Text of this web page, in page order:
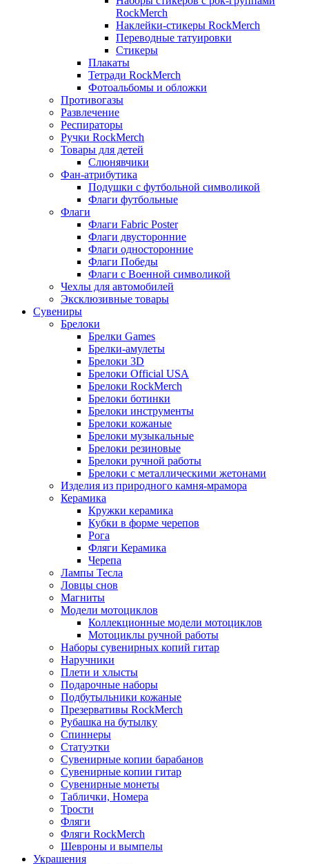
RockMerch
Наклейки-стикеры RockMerch
Переводные татуировки
Стикеры
Плакаты
Тетради RockMerch
Фотоальбомы и обложки
Противогазы
Развлечение
Респираторы
Ручки RockMerch
Товары для детей
Слюнявчики
Фан-атрибутика
Подушки с футбольной символикой
Флаги футбольные
Флаги
Флаги Fabric Poster
Флаги двусторонние
Флаги односторонние
Флаги Победы
Флаги с Военной символикой
Чехлы для автомобилей
Эксклюзивные товары
Сувениры
Брелоки
Брелки Games
Брелки-амулеты
Брелоки 3D
Брелоки Official USA
Брелоки RockMerch
Брелоки ботинки
Брелоки инструменты
Брелоки кожаные
Брелоки музыкальные
Брелоки резиновые
Брелоки ручной работы
Брелоки с металлическими жетонами
Изделия из природного камня-мрамора
Керамика
Кружки керамика
Кубки в форме черепов
Рога
Фляги Керамика
Черепа
Лампы Тесла
Ловцы снов
Магниты
Модели мотоциклов
Коллекционные модели мотоциклов
Мотоциклы ручной работы
Наборы сувенирных копий гитар
Наручники
Плети и хлысты
Подарочные наборы
Подбутыльники кожаные
Презервативы RockMerch
Рубашка на бутылку
Спиннеры
Статуэтки
Сувенирные копии барабанов
Сувенирные копии гитар
Сувенирные монеты
Таблички, Номера
Трости
Фляги
Фляги RockMerch
Шевроны и вымпелы
Украшения